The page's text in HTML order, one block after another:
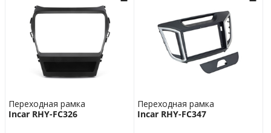
Переходная рамка
Incar RHY-FC326
Переходная рамка
Incar RHY-FC347